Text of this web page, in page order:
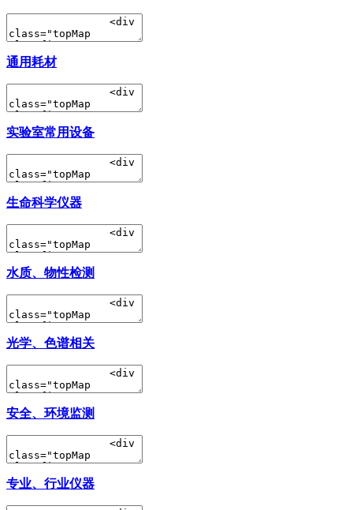
通用耗材
实验室常用设备
生命科学仪器
水质、物性检测
光学、色谱相关
安全、环境监测
专业、行业仪器